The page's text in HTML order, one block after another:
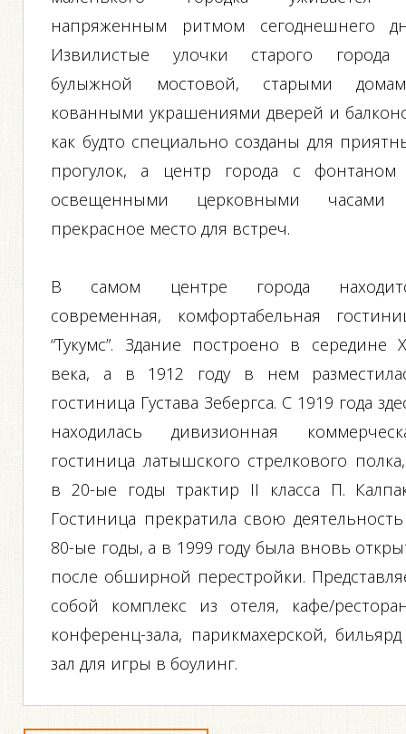
напряженным ритмом сегоднешнего
Извилистые улочки старого
булыжной мостовой, старыми
кованными украшениями дверей и
как будто специально созданы для
прогулок, а центр города с
освещенными церковными
прекрасное место для встреч.
В самом центре города
современная, комфортабельная
“Тукумс”. Здание построено в середине
века, а в 1912 году в нем
гостиница Густава Зебергса. С 1919 года
находилась дивизионная
гостиница латышского стрелкового
в 20-ые годы трактир II класса П.
Гостиница прекратила свою
80-ые годы, а в 1999 году была вновь
после обширной перестройки.
собой комплекс из отеля, кафе/
конференц-зала, парикмахерской,
зал для игры в боулинг.